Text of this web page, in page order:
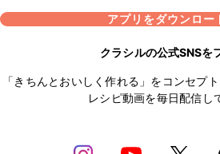
アプリをダウンロー
クラシルの公式SNSを
「きちんとおいしく作れる」をコンセプ
レシピ動画を毎日配信し